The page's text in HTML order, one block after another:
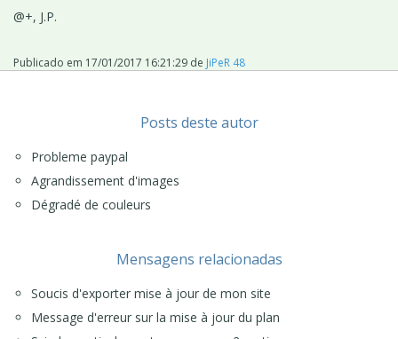
@+, J.P.
Publicado em 17/01/2017 16:21:29 de JiPeR 48
Posts deste autor
Probleme paypal
Agrandissement d'images
Dégradé de couleurs
Mensagens relacionadas
Soucis d'exporter mise à jour de mon site
Message d'erreur sur la mise à jour du plan